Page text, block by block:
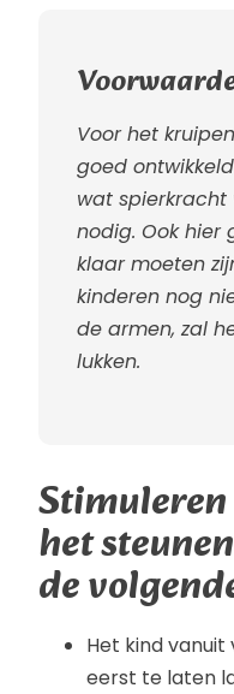
Voor het
goed
wat
nodig. Ook hier
klaar moeten
kinderen nog
de armen, zal
lukken.
het
de
Het kind vanuit
eerst te laten